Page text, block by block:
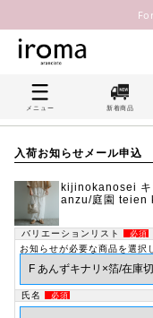
メニュー 新着商品
入荷お知らせメール申込
kijinokanosei キ
anzu/庭園 teien
バリエーションリスト 必須
お知らせが必要な商品を選択
氏名 必須